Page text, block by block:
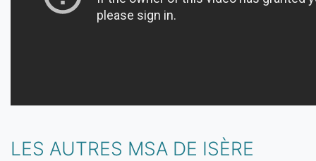
LES AUTRES MSA DE ISÈRE